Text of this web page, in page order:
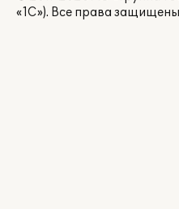
«1С»). Все права